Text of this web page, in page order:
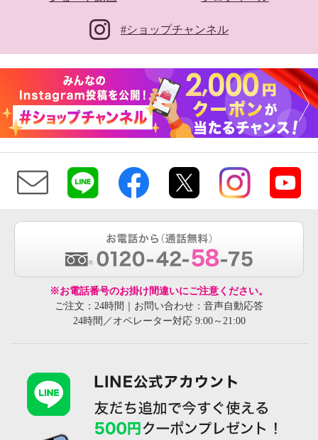
#ショップチャンネル
※お電話番号のお掛け間違いにご注意ください。
ご注文：24時間｜お問い合わせ：音声自動応答
24時間／オペレーター対応 9:00～21:00